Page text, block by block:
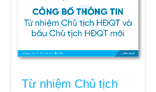
Từ nhiệm Chủ tịch